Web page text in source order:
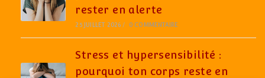
rester en alerte
25 JUILLET 2026 / 0 COMMENTAIRE
Stress et hypersensibilité :
pourquoi ton corps reste en